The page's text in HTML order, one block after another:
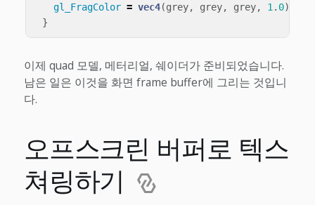
gl_FragColor = vec4(grey, grey, grey, 1 . 0);
}
이제 quad 모델, 메터리얼, 쉐이더가 준비되었습니다.
남은 일은 이것을 화면 frame buffer에 그리는 것입니
다.
오프스크린 버퍼로 텍스
쳐링하기